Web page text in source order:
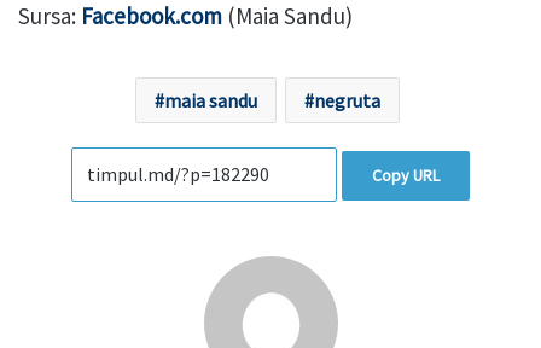
Sursa: Facebook.com (Maia Sandu)
maia sandu negruta
Copy URL